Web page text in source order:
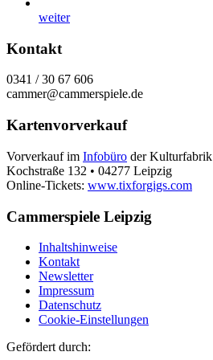
weiter
Kontakt
0341 / 30 67 606
cammer@cammerspiele.de
Kartenvorverkauf
Vorverkauf im Infobüro der Kulturfabrik
Kochstraße 132 • 04277 Leipzig
Online-Tickets: www.tixforgigs.com
Cammerspiele Leipzig
Inhaltshinweise
Kontakt
Newsletter
Impressum
Datenschutz
Cookie-Einstellungen
Gefördert durch: